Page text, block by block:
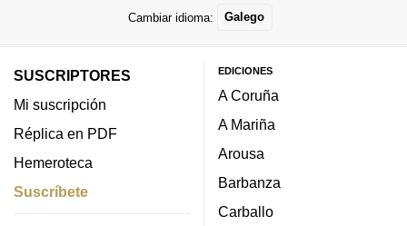
Cambiar idioma: Galego
SUSCRIPTORES
Mi suscripción
Réplica en PDF
Hemeroteca
Suscríbete
EDICIONES
A Coruña
A Mariña
Arousa
Barbanza
Carballo